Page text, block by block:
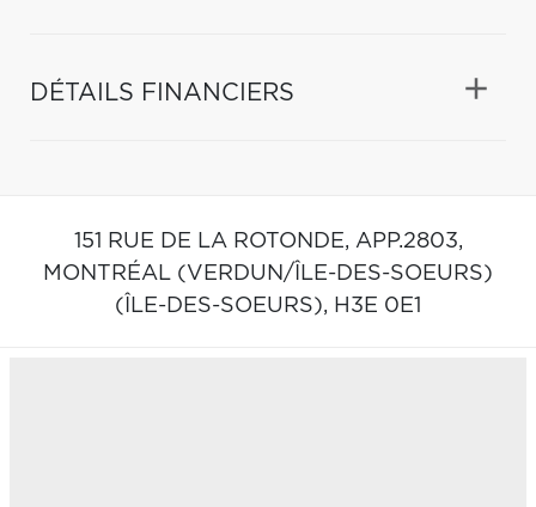
DÉTAILS FINANCIERS
151 RUE DE LA ROTONDE, APP.2803,
MONTRÉAL (VERDUN/ÎLE-DES-SOEURS)
(ÎLE-DES-SOEURS), H3E 0E1